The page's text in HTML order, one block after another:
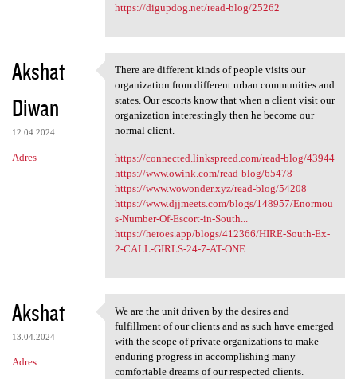
https://digupdog.net/read-blog/25262
Akshat
Diwan
12.04.2024
Adres
There are different kinds of
There are different kinds of people visits our
organization from different urban communities and
states. Our escorts know that when a client visit our
organization interestingly then he become our
normal client.
https://connected.linkspreed.com/read-blog/43944
https://www.owink.com/read-blog/65478
https://www.wowonder.xyz/read-blog/54208
https://www.djjmeets.com/blogs/148957/Enormou
s-Number-Of-Escort-in-South...
https://heroes.app/blogs/412366/HIRE-South-Ex-
2-CALL-GIRLS-24-7-AT-ONE
Akshat
13.04.2024
Adres
We are the unit driven by the
We are the unit driven by the desires and
fulfillment of our clients and as such have emerged
with the scope of private organizations to make
enduring progress in accomplishing many
comfortable dreams of our respected clients.